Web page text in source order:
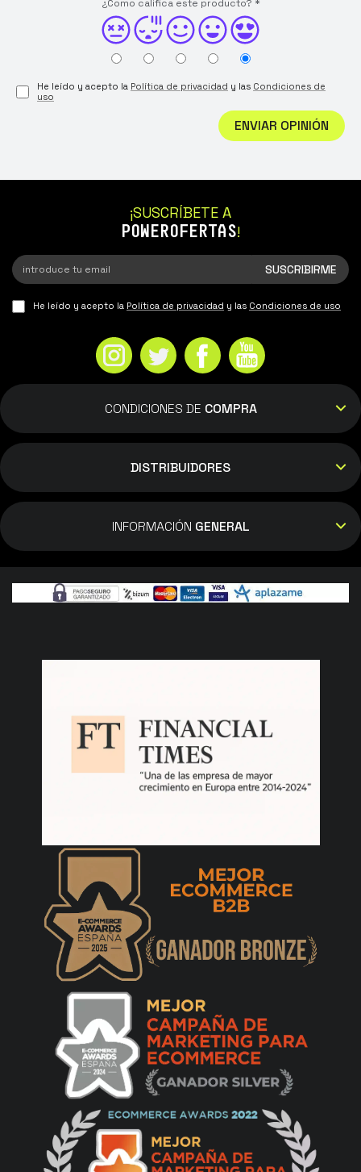
¿Como califica este producto? *
He leído y acepto la Política de privacidad y las Condiciones de
uso
ENVIAR OPINIÓN
¡SUSCRÍBETE A
POWEROFERTAS!
He leído y acepto la Política de privacidad y las Condiciones de uso
CONDICIONES DE COMPRA
DISTRIBUIDORES
INFORMACIÓN GENERAL